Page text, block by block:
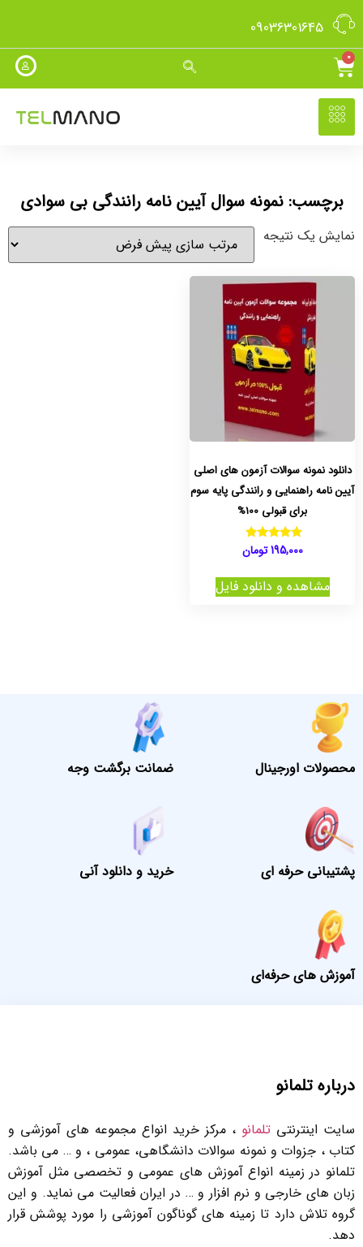
09036301645
0
برچسب: نمونه سوال آیین نامه رانندگی بی سوادی
نمایش یک نتیجه
دانلود نمونه سوالات آزمون های اصلی
آیین نامه راهنمایی و رانندگی پایه سوم
برای قبولی 100%
نمره
5.00195,000 تومان
مشاهده و دانلود فایل
محصولات اورجینال ضمانت برگشت وجه
پشتیبانی حرفه ای خرید و دانلود آنی
آموزش های حرفه‌ای
درباره تلمانو
سایت اینترنتی تلمانو ، مرکز خرید انواع مجموعه های آموزشی و
کتاب ، جزوات و نمونه سوالات دانشگاهی، عمومی ، و … می باشد.
تلمانو در زمینه انواع آموزش های عمومی و تخصصی مثل آموزش
زبان های خارجی و نرم افزار و … در ایران فعالیت می نماید. و این
گروه تلاش دارد تا زمینه های گوناگون آموزشی را مورد پوشش قرار
دهد.